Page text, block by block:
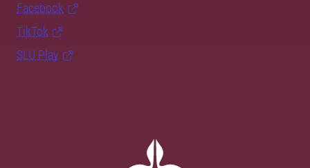
Facebook
TikTok
SLU Play